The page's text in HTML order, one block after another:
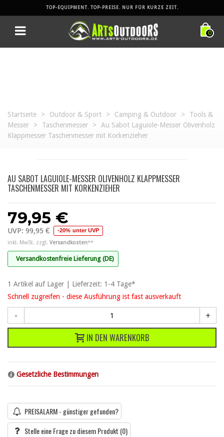
TOP-EQUIPMENT. TOP-PREISE. NUR FÜR KURZE ZEIT.
0
Startseite > Outdoor & Sport > Camping & Outdoor >
Tools &
Messer
> Taschenmesser >
Au Sabot Laguiole-Messer Olivenholz
Klappmesser Taschenmesser mit Korkenzieher
AU SABOT LAGUIOLE-MESSER OLIVENHOLZ KLAPPMESSER
TASCHENMESSER MIT KORKENZIEHER
79,95 €
UVP: 99,95 € -20% unter UVP
inkl. MwSt. zzgl. Versandkosten**
Versandkostenfreie Lieferung (DE)
1 Artikel auf Lager | Lieferzeit: 1-4 Tage*
Schnell zugreifen - diese Ausführung ist fast ausverkauft
- +
IN DEN WARENKORB
Gesetzliche Bestimmungen
PREISALARM - günstiger gefunden?
Stelle eine Frage zu diesem Produkt (0)